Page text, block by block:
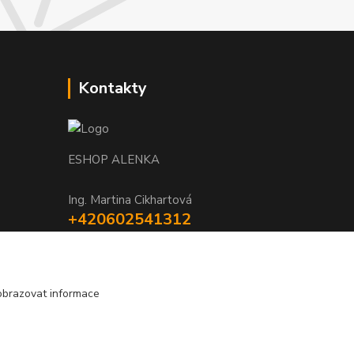
Kontakty
ESHOP ALENKA
Ing. Martina Cikhartová
+420602541312
informace